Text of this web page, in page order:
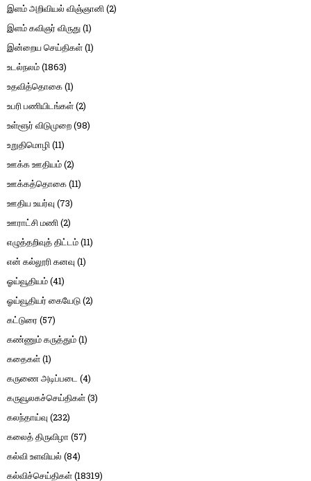
இளம் அறிவியல் விஞ்ஞானி(2)
இளம் கவிஞர் விருது(1)
இன்றைய செய்திகள்(1)
உடல்நலம்(1863)
உதவித்தொகை(1)
உபரி பணியிடங்கள்(2)
உள்ளூர் விடுமுறை(98)
உறுதிமொழி(11)
ஊக்க ஊதியம்(2)
ஊக்கத்தொகை(11)
ஊதிய உயர்வு (73)
ஊராட்சி மணி(2)
எழுத்தறிவுத் திட்டம்(11)
என் கல்லூரி கனவு (1)
ஓய்வூதியம்(41)
ஓய்வூதியர் கையேடு(2)
கட்டுரை (57)
கண்ணும் கருத்தும்(1)
கதைகள்(1)
கருணை அடிப்படை (4)
கருவூலகச்செய்திகள்(3)
கலந்தாய்வு (232)
கலைத் திருவிழா (57)
கல்வி உளவியல் (84)
கல்விச்செய்திகள்(18319)